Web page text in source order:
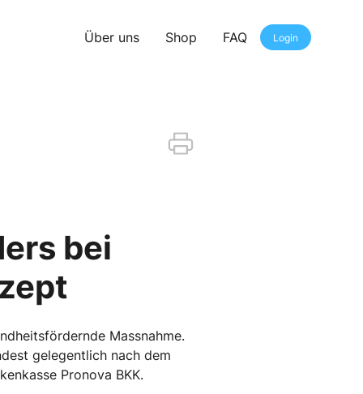
Über uns Shop FAQ Login
bei
Massnahme.
gelegentlich nach dem
Pronova BKK.